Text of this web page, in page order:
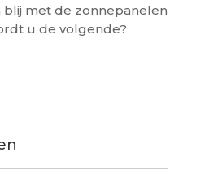
blij met de zonnepanelen
u de volgende?